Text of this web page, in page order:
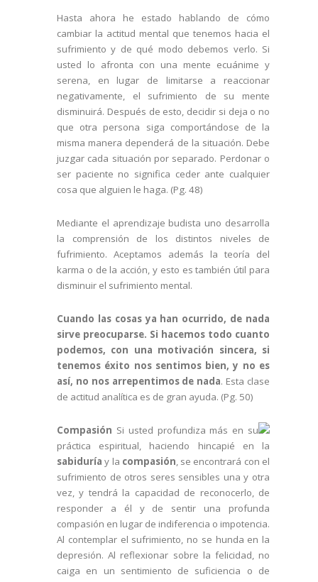
Hasta ahora he estado hablando de cómo
cambiar la actitud mental que tenemos hacia el
sufrimiento y de qué modo debemos verlo. Si
usted lo afronta con una mente ecuánime y
serena, en lugar de limitarse a reaccionar
negativamente, el sufrimiento de su mente
disminuirá. Después de esto, decidir si deja o no
que otra persona siga comportándose de la
misma manera dependerá de la situación. Debe
juzgar cada situación por separado. Perdonar o
ser paciente no significa ceder ante cualquier
cosa que alguien le haga. (Pg. 48)
Mediante el aprendizaje budista uno desarrolla
la comprensión de los distintos niveles de
fufrimiento. Aceptamos además la teoría del
karma o de la acción, y esto es también útil para
disminuir el sufrimiento mental.
Cuando las cosas ya han ocurrido, de nada
sirve preocuparse. Si hacemos todo cuanto
podemos, con una motivación sincera, si
tenemos éxito nos sentimos bien, y no es
así, no nos arrepentimos de nada. Esta clase
de actitud analítica es de gran ayuda. (Pg. 50)
Compasión Si usted profundiza más en su
práctica espiritual, haciendo hincapié en la
sabiduría y la compasión, se encontrará con el
sufrimiento de otros seres sensibles una y otra
vez, y tendrá la capacidad de reconocerlo, de
responder a él y de sentir una profunda
compasión en lugar de indiferencia o impotencia.
Al contemplar el sufrimiento, no se hunda en la
depresión. Al reflexionar sobre la felicidad, no
caiga en un sentimiento de suficiencia o de